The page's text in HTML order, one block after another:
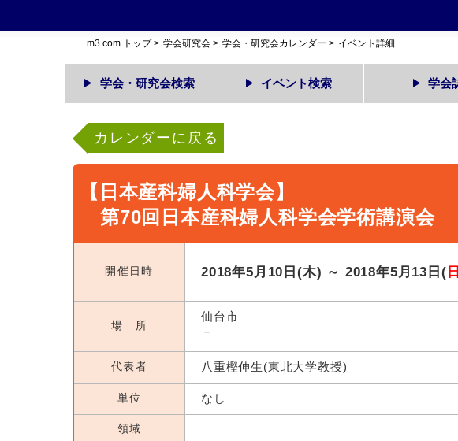
m3.com トップ> 学会研究会 > 学会・研究会カレンダー > イベント詳細
学会・研究会検索 イベント検索 学会
カレンダーに戻る
【日本産科婦人科学会】
第70回日本産科婦人科学会学術講演会
開催日時 2018年5月10日(木) ～ 2018年5月13日(
場 所
仙台市
－
代表者 八重樫伸生(東北大学教授)
単位 なし
領域